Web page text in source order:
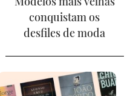
conquistam os
desfiles de moda